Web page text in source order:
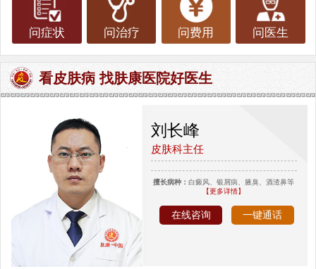
问症状 问治疗 问费用 问医生
看皮肤病 找肤康医院好医生
刘长峰
皮肤科主任
擅长病种：白癜风、银屑病、腋臭、酒渣鼻等
【更多详情】
在线咨询 一键通话